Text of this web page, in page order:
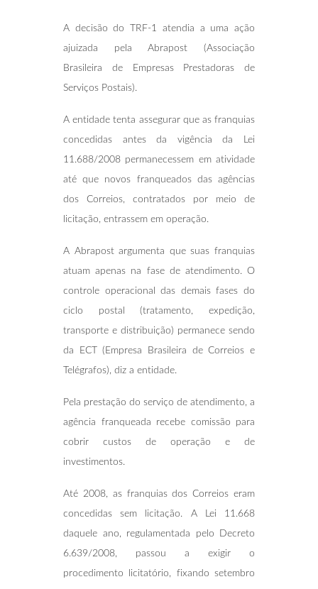
A decisão do TRF-1 atendia a uma ação
ajuizada pela Abrapost (Associação
Brasileira de Empresas Prestadoras de
Serviços Postais).
A entidade tenta assegurar que as franquias
concedidas antes da vigência da Lei
11.688/2008 permanecessem em atividade
até que novos franqueados das agências
dos Correios, contratados por meio de
licitação, entrassem em operação.
A Abrapost argumenta que suas franquias
atuam apenas na fase de atendimento. O
controle operacional das demais fases do
ciclo postal (tratamento, expedição,
transporte e distribuição) permanece sendo
da ECT (Empresa Brasileira de Correios e
Telégrafos), diz a entidade.
Pela prestação do serviço de atendimento, a
agência franqueada recebe comissão para
cobrir custos de operação e de
investimentos.
Até 2008, as franquias dos Correios eram
concedidas sem licitação. A Lei 11.668
daquele ano, regulamentada pelo Decreto
6.639/2008, passou a exigir o
procedimento licitatório, fixando setembro